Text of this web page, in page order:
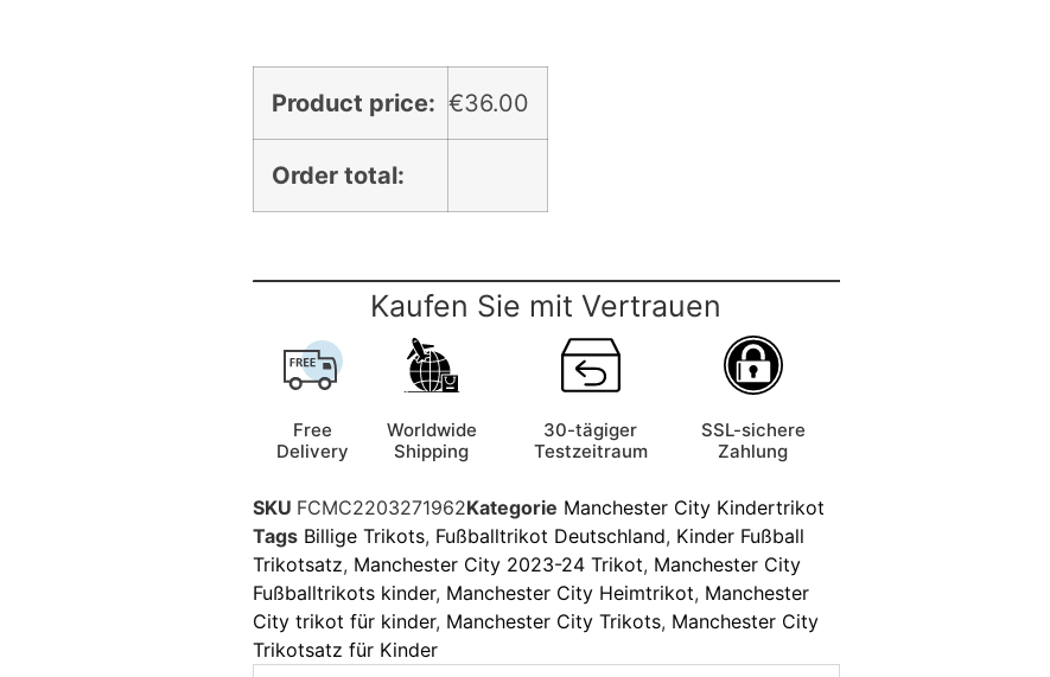
Product price: €36.00
Order total:
Kaufen Sie mit Vertrauen
Free
Delivery
Worldwide
Shipping
30-tägiger
Testzeitraum
SSL-sichere
Zahlung
SKU FCMC2203271962Kategorie Manchester City Kindertrikot
Tags Billige Trikots, Fußballtrikot Deutschland, Kinder Fußball
Trikotsatz, Manchester City 2023-24 Trikot, Manchester City
Fußballtrikots kinder, Manchester City Heimtrikot, Manchester
City trikot für kinder, Manchester City Trikots, Manchester City
Trikotsatz für Kinder